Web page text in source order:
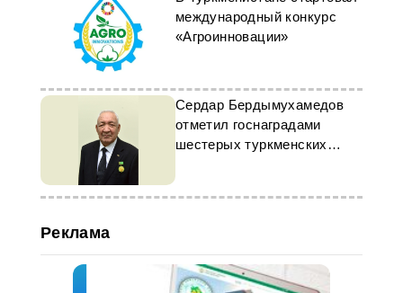
международный конкурс
«Агроинновации»
Сердар Бердымухамедов
отметил госнаградами
шестерых туркменских
Реклама